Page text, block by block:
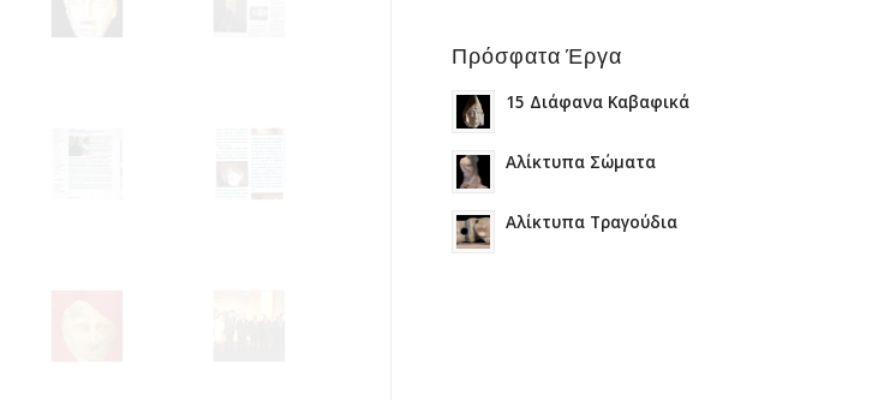
Πρόσφατα Έργα
15 Διάφανα Καβαφικά
Αλίκτυπα Σώματα
Αλίκτυπα Τραγούδια